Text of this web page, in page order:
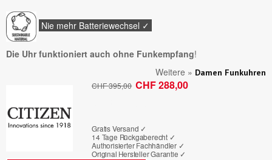
Nie mehr Batteriewechsel ✓
Die Uhr funktioniert auch ohne Funkempfang!
Weitere » Damen Funkuhren
CHF 395,00 CHF 288,00
Gratis Versand ✓
14 Tage Rückgaberecht ✓
Authorisierter Fachhändler ✓
Original Hersteller Garantie ✓